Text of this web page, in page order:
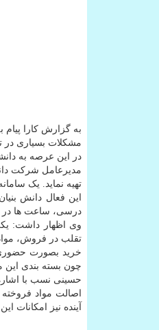
به گزارش کارا
مشکلات بسیاری در
در این عرصه به
مدیرعامل شرکت
تهیه نماید. یک
این فعال دانش
درسی، ساعت ها در
وی اظهار داشت:
تقلب در فروش،
چون بسته بندی این ماده ۱ کیلو گرمی بود، ناچار بود که یک کیلوگرم تهیه نماید و این امر موجب فشار مالی به
حسینی نسب با
اصالت مواد
آینده نیز امکانات